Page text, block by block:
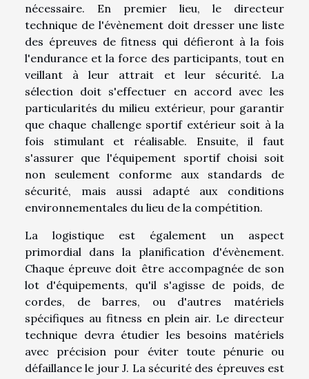
nécessaire. En premier lieu, le directeur
technique de l'évènement doit dresser une liste
des épreuves de fitness qui défieront à la fois
l'endurance et la force des participants, tout en
veillant à leur attrait et leur sécurité. La
sélection doit s'effectuer en accord avec les
particularités du milieu extérieur, pour garantir
que chaque challenge sportif extérieur soit à la
fois stimulant et réalisable. Ensuite, il faut
s'assurer que l'équipement sportif choisi soit
non seulement conforme aux standards de
sécurité, mais aussi adapté aux conditions
environnementales du lieu de la compétition.
La logistique est également un aspect
primordial dans la planification d'évènement.
Chaque épreuve doit être accompagnée de son
lot d'équipements, qu'il s'agisse de poids, de
cordes, de barres, ou d'autres matériels
spécifiques au fitness en plein air. Le directeur
technique devra étudier les besoins matériels
avec précision pour éviter toute pénurie ou
défaillance le jour J. La sécurité des épreuves est